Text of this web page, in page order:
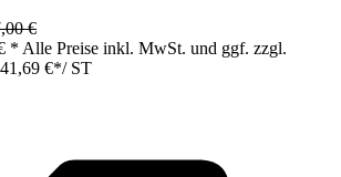
€
* Alle Preise inkl. MwSt. und ggf. zzgl.
41,69 €*/ ST